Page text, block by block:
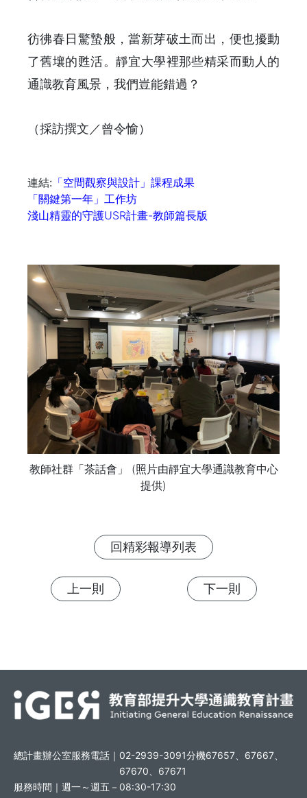
彷彿春日驚蟄般，當新芽破土而出，便也擾動
了舊壤的甦活。靜宜大學裡那些精采而動人的
通識教育風景，我們豈能錯過？
（採訪撰文／曾令愉）
連結: 「空間觀察與設計」課程成果
「關鍵第一年」工作坊
淺山精靈的守護USR計畫-教師篇長版
教師社群「茶話會」 (照片由靜宜大學通識教育中心
提供)
回精彩報導列表
上一則 下一則
總計畫辦公室服務電話｜ 02-2939-3091分機67657、67667、
67670、67671
服務時間｜ 週一～週五－08:30-17:30